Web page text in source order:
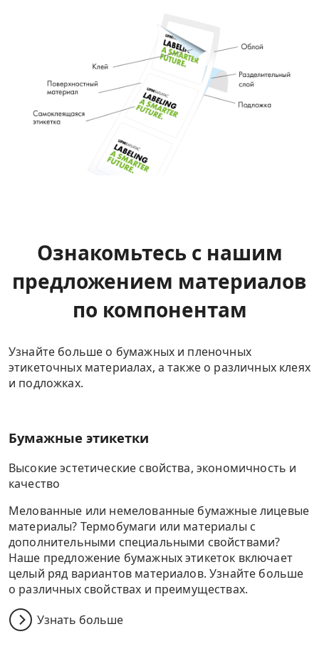
Ознакомьтесь с нашим
предложением материалов
по компонентам
Узнайте больше о бумажных и пленочных
этикеточных материалах, а также о различных клеях
и подложках.
Бумажные этикетки
Высокие эстетические свойства, экономичность и
качество
Мелованные или немелованные бумажные лицевые
материалы? Термобумаги или материалы с
дополнительными специальными свойствами?
Наше предложение бумажных этикеток включает
целый ряд вариантов материалов. Узнайте больше
о различных свойствах и преимуществах.
Узнать больше